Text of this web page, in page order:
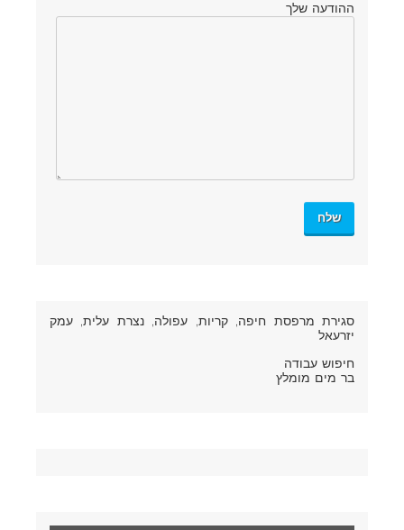
ההודעה שלך
סגירת מרפסת חיפה, קריות, עפולה, נצרת עלית, עמק
יזרעאל
חיפוש עבודה
בר מים מומלץ